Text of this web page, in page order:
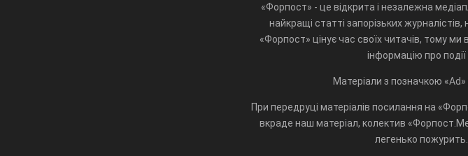
«Форпост» - це відкрита і незалежна
найкращі статті запорізьких журналістів,
«Форпост» цінує час своїх читачів, тому
інформацію про
Матеріали з позначкою
При передруці матеріалів посилання на
вкраде наш матеріал, колектив
легенько